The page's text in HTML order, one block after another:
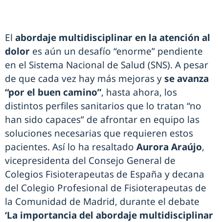
El abordaje multidisciplinar en la atención al
dolor es aún un desafío “enorme” pendiente
en el Sistema Nacional de Salud (SNS). A pesar
de que cada vez hay más mejoras yse avanza
“por el buen camino”, hasta ahora, los
distintos perfiles sanitarios que lo tratan “no
han sido capaces” de afrontar en equipo las
soluciones necesarias que requieren estos
pacientes. Así lo ha resaltado Aurora Araújo,
vicepresidenta del Consejo General de
Colegios Fisioterapeutas de España y decana
del Colegio Profesional de Fisioterapeutas de
la Comunidad de Madrid, durante el debate
‘La importancia del abordaje multidisciplinar